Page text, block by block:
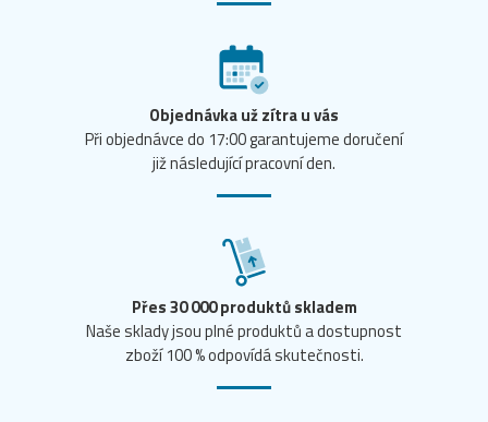
Objednávka už zítra u vás
Při objednávce do 17:00 garantujeme doručení
již následující pracovní den.
Přes 30 000 produktů skladem
Naše sklady jsou plné produktů a dostupnost
zboží 100 % odpovídá skutečnosti.